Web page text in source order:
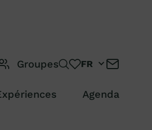
Groupes FR
Agenda